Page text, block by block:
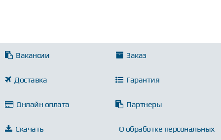
Вакансии Заказ
Доставка Гарантия
Онлайн оплата Партнеры
Скачать О обработке персональных